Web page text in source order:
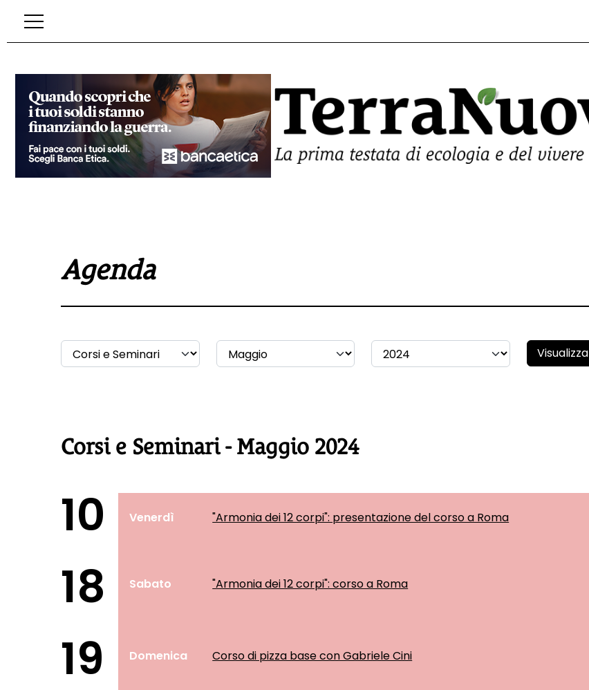
Agenda
Visualizza
Corsi e Seminari - Maggio 2024
10 Venerdì "Armonia dei 12 corpi": presentazione del corso a Roma
18 Sabato "Armonia dei 12 corpi": corso a Roma
19 Domenica Corso di pizza base con Gabriele Cini